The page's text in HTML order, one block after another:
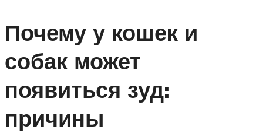
Почему у кошек и
собак может
появиться зуд:
причины